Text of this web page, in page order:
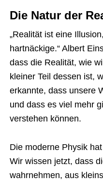
Die Natur der
„Realität ist eine
hartnäckige.“ Albert
dass die Realität, wie
kleiner Teil dessen ist,
erkannte, dass unsere
und dass es viel mehr
verstehen können.
Die moderne Physik
Wir wissen jetzt, dass
wahrnehmen, aus